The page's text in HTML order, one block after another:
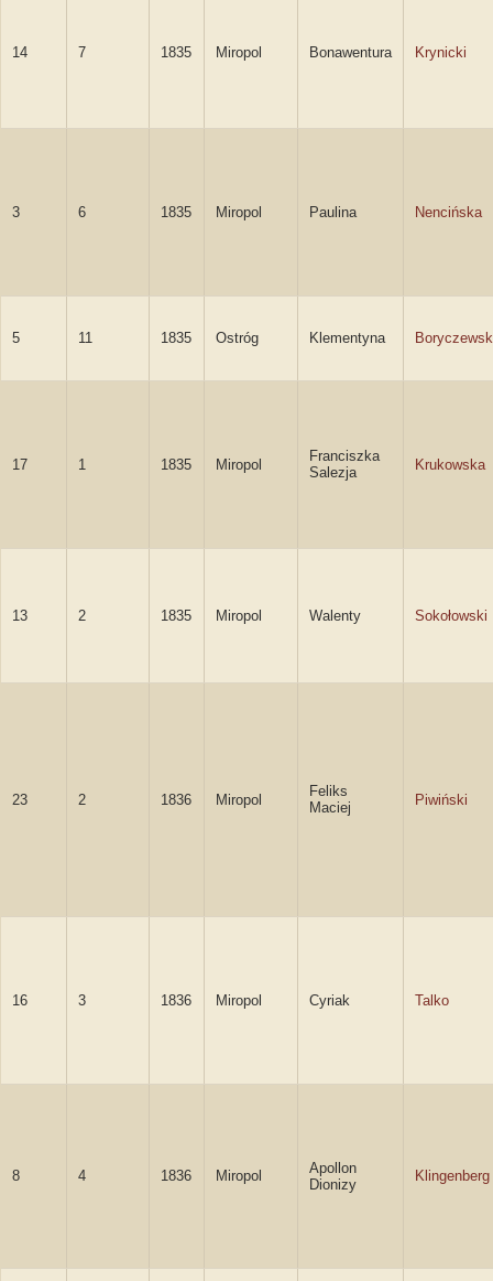
14 7 1835 Miropol Bonawentura Krynicki
3 6 1835 Miropol Paulina Nencińska
5 11 1835 Ostróg Klementyna
17 1 1835 Miropol
Franciszka
Salezja
Krukowska
13 2 1835 Miropol Walenty Sokołowski
23 2 1836 Miropol
Feliks
Maciej
Piwiński
16 3 1836 Miropol Cyriak Talko
8 4 1836 Miropol
Apollon
Dionizy
Klingenberg